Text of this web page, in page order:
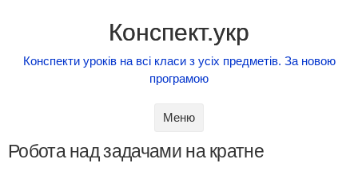
Конспект.укр
Конспекти уроків на всі класи з усіх предметів. За новою
програмою
Меню
Робота над задачами на кратне